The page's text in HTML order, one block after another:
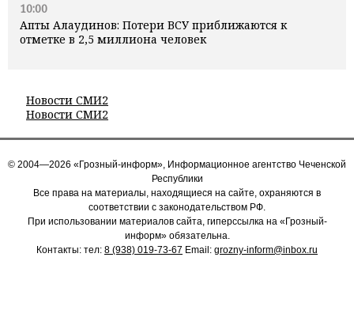
10:00
Апты Алаудинов: Потери ВСУ приближаются к
отметке в 2,5 миллиона человек
Новости СМИ2
Новости СМИ2
© 2004—2026 «Грозный-информ», Информационное агентство Чеченской
Республики
Все права на материалы, находящиеся на сайте, охраняются в
соответствии с законодательством РФ.
При использовании материалов сайта, гиперссылка на «Грозный-
информ» обязательна.
Контакты: тел: 8 (938) 019-73-67 Email: grozny-inform@inbox.ru